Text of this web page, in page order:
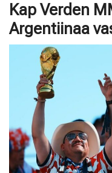
Kap Verden
Argentiinaa